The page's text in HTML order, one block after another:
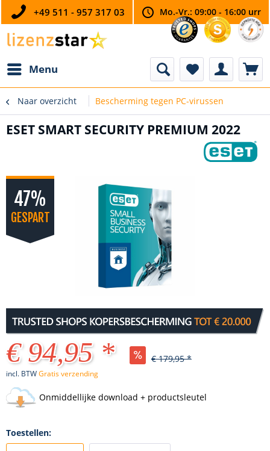
+49 511 - 957 317 03 Mo.-Vr.: 09:00 - 16:00 urr
Menu
Naar overzicht Bescherming tegen PC-virussen
ESET SMART SECURITY PREMIUM 2022
47%
GESPART
€ 94,95 * € 179,95 *
incl. BTWGratis verzending
Onmiddellijke download + productsleutel
Toestellen: